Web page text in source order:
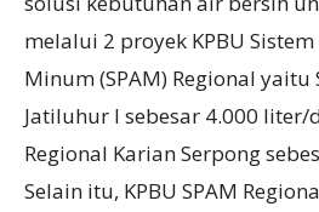
melalui 2 proyek KPBU
Minum (SPAM) Regional yaitu
Jatiluhur I sebesar 4.000 liter/
Regional Karian Serpong
Selain itu, KPBU SPAM